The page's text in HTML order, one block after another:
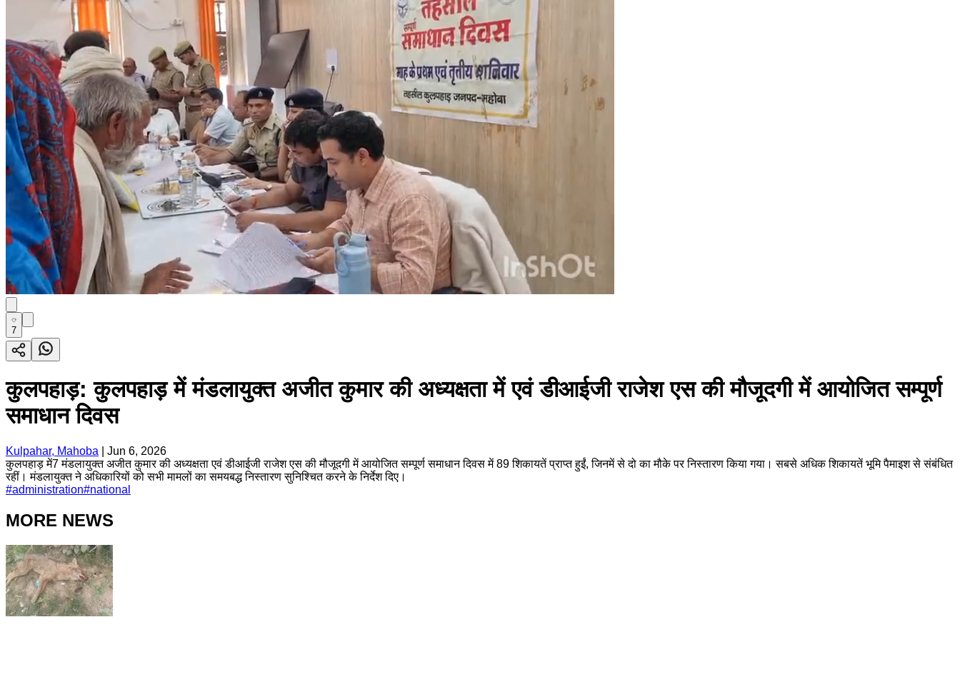
7
कुलपहाड़: कुलपहाड़ में मंडलायुक्त अजीत कुमार की अध्यक्षता में एवं डीआईजी राजेश एस की मौजूदगी में आयोजित सम्पूर्ण
समाधान दिवस
Kulpahar, Mahoba
Jun 6, 2026
कुलपहाड़ में7 मंडलायुक्त अजीत कुमार की अध्यक्षता एवं डीआईजी राजेश एस की मौजूदगी में आयोजित सम्पूर्ण समाधान दिवस में 89 शिकायतें प्राप्त हुईं, जिनमें से दो का मौके पर निस्तारण किया गया। सबसे अधिक शिकायतें भूमि पैमाइश से संबंधित
रहीं। मंडलायुक्त ने अधिकारियों को सभी मामलों का समयबद्ध निस्तारण सुनिश्चित करने के निर्देश दिए।
#administration#national
MORE NEWS